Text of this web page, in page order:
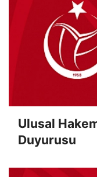
Ulusal
Duyurusu